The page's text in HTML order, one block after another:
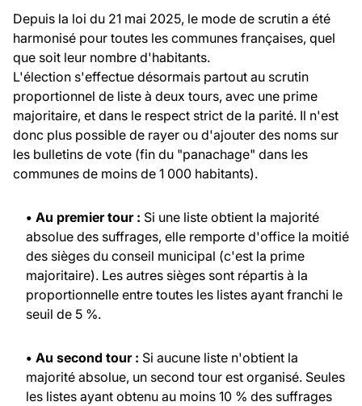
Depuis la loi du 21 mai 2025, le mode de scrutin a été
harmonisé pour toutes les communes françaises, quel
que soit leur nombre d'habitants.
L'élection s'effectue désormais partout au scrutin
proportionnel de liste à deux tours, avec une prime
majoritaire, et dans le respect strict de la parité. Il n'est
donc plus possible de rayer ou d'ajouter des noms sur
les bulletins de vote (fin du "panachage" dans les
communes de moins de 1 000 habitants).
• Au premier tour : Si une liste obtient la majorité
absolue des suffrages, elle remporte d'office la moitié
des sièges du conseil municipal (c'est la prime
majoritaire). Les autres sièges sont répartis à la
proportionnelle entre toutes les listes ayant franchi le
seuil de 5 %.
• Au second tour : Si aucune liste n'obtient la
majorité absolue, un second tour est organisé. Seules
les listes ayant obtenu au moins 10 % des suffrages